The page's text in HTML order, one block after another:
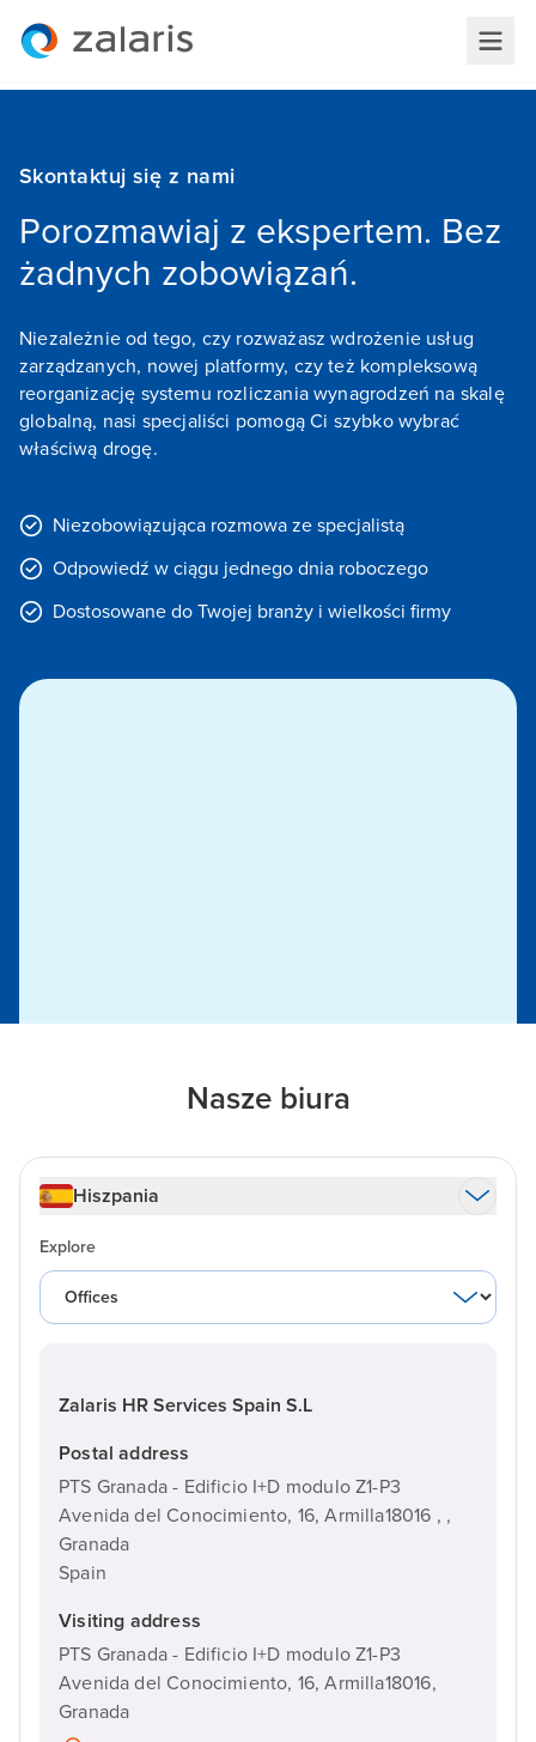
Skontaktuj się z nami
Porozmawiaj z ekspertem. Bez
żadnych zobowiązań.
Niezależnie od tego, czy rozważasz wdrożenie usług
zarządzanych, nowej platformy, czy też kompleksową
reorganizację systemu rozliczania wynagrodzeń na skalę
globalną, nasi specjaliści pomogą Ci szybko wybrać
właściwą drogę.
Niezobowiązująca rozmowa ze specjalistą
Odpowiedź w ciągu jednego dnia roboczego
Dostosowane do Twojej branży i wielkości firmy
Nasze biura
Hiszpania
Explore
Zalaris HR Services Spain S.L
Postal address
PTS Granada - Edificio I+D modulo Z1-P3
Avenida del Conocimiento, 16, Armilla18016 , ,
Granada
Spain
Visiting address
PTS Granada - Edificio I+D modulo Z1-P3
Avenida del Conocimiento, 16, Armilla18016,
Granada